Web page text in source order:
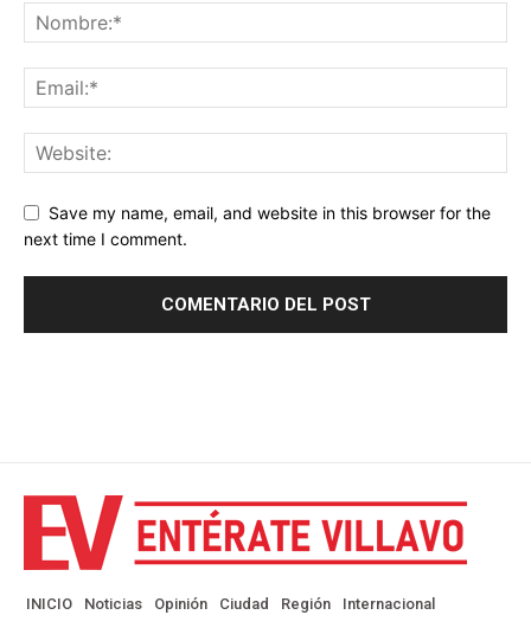
Save my name, email, and website in this browser for the
next time I comment.
INICIO Noticias Opinión Ciudad Región
Internacional